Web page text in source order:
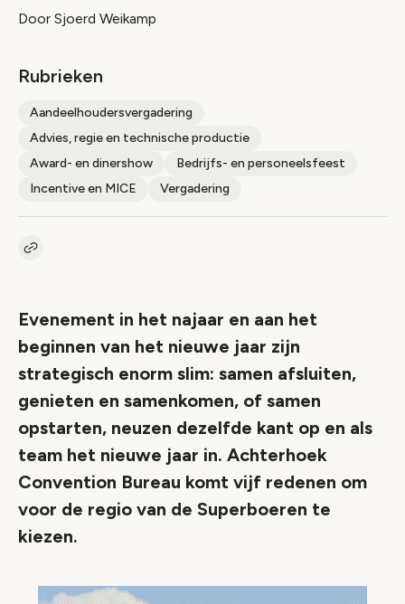
Door Sjoerd Weikamp
Rubrieken
Aandeelhoudersvergadering
Advies, regie en technische productie
Award- en dinershow
Bedrijfs- en personeelsfeest
Incentive en MICE
Vergadering
Kopieer link naar artikel
Evenement in het najaar en aan het
beginnen van het nieuwe jaar zijn
strategisch enorm slim: samen afsluiten,
genieten en samenkomen, of samen
opstarten, neuzen dezelfde kant op en als
team het nieuwe jaar in. Achterhoek
Convention Bureau komt vijf redenen om
voor de regio van de Superboeren te
kiezen.